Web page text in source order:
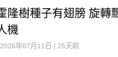
隆樹種子有翅膀 旋轉
機
年07月11日 | 25天前